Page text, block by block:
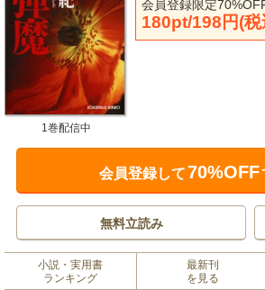
会員登録限定
180pt/198円(税
1巻配信中
会員登録して70%OFF
無料立読み
小説・実用書
ランキング
最新刊
を見る